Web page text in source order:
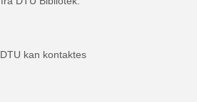
kan kontaktes